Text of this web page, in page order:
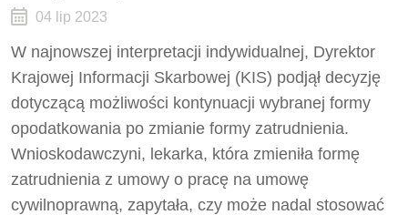
04 lip 2023
W najnowszej interpretacji indywidualnej, Dyrektor
Krajowej Informacji Skarbowej (KIS) podjął decyzję
dotyczącą możliwości kontynuacji wybranej formy
opodatkowania po zmianie formy zatrudnienia.
Wnioskodawczyni, lekarka, która zmieniła formę
zatrudnienia z umowy o pracę na umowę
cywilnoprawną, zapytała, czy może nadal stosować